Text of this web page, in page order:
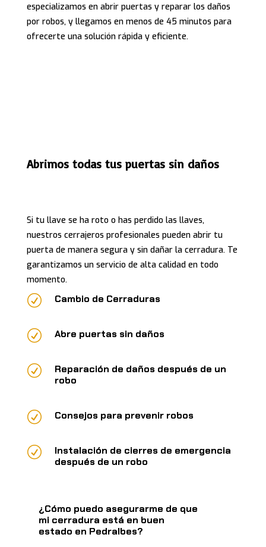
especializamos en abrir puertas y reparar los daños
por robos, y llegamos en menos de 45 minutos para
ofrecerte una solución rápida y eficiente.
Abrimos todas tus puertas sin daños
Si tu llave se ha roto o has perdido las llaves,
nuestros cerrajeros profesionales pueden abrir tu
puerta de manera segura y sin dañar la cerradura. Te
garantizamos un servicio de alta calidad en todo
momento.
R Cambio de Cerraduras
R Abre puertas sin daños
R
Reparación de daños después de un
robo
R Consejos para prevenir robos
R
Instalación de cierres de emergencia
después de un robo
¿Cómo puedo asegurarme de que
mi cerradura está en buen
estado en Pedralbes?